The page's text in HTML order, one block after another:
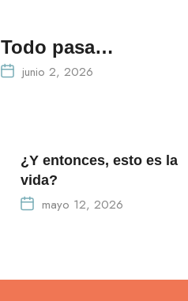
Todo pasa…
junio 2, 2026
¿Y entonces, esto es la
vida?
mayo 12, 2026